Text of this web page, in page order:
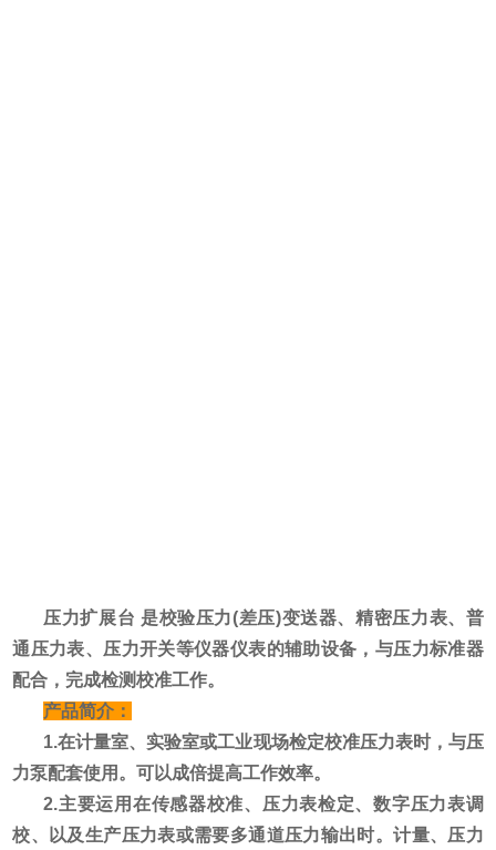
压力扩展台 是校验压力(差压)变送器、精密压力表、普
通压力表、压力开关等仪器仪表的辅助设备，与压力标准器
配合，完成检测校准工作。
产品简介：
1.在计量室、实验室或工业现场检定校准压力表时，与压
力泵配套使用。可以成倍提高工作效率。
2.主要运用在传感器校准、压力表检定、数字压力表调
校、以及生产压力表或需要多通道压力输出时。计量、压力